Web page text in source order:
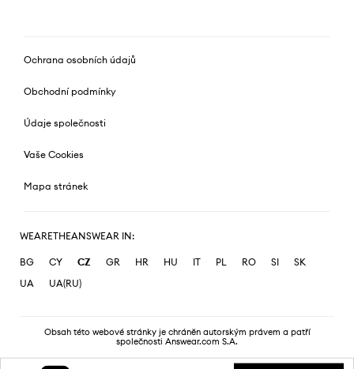
Ochrana osobních údajů
Obchodní podmínky
Údaje společnosti
Vaše Cookies
Mapa stránek
WEARETHEANSWEAR IN:
BG CY CZ GR HR HU IT PL RO SI
SK
UA
UA(RU)
Obsah této webové stránky je chráněn autorským právem a patří
společnosti Answear.com S.A.